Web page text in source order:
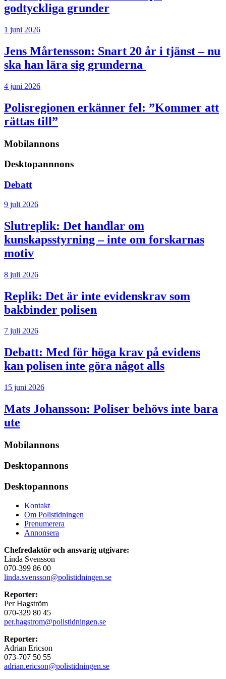
godtyckliga grunder
1 juni 2026
Jens Mårtensson: Snart 20 år i tjänst – nu
ska han lära sig grunderna
4 juni 2026
Polisregionen erkänner fel: ”Kommer att
rättas till”
Mobilannons
Desktopannnons
Debatt
9 juli 2026
Slutreplik: Det handlar om
kunskapsstyrning – inte om forskarnas
motiv
8 juli 2026
Replik: Det är inte evidenskrav som
bakbinder polisen
7 juli 2026
Debatt: Med för höga krav på evidens
kan polisen inte göra något alls
15 juni 2026
Mats Johansson: Poliser behövs inte bara
ute
Mobilannons
Desktopannons
Desktopannons
Kontakt
Om Polistidningen
Prenumerera
Annonsera
Chefredaktör och ansvarig utgivare:
Linda Svensson
070-399 86 00
linda.svensson@polistidningen.se
Reporter:
Per Hagström
070-329 80 45
per.hagstrom@polistidningen.se
Reporter:
Adrian Ericson
073-707 50 55
adrian.ericson@polistidningen.se